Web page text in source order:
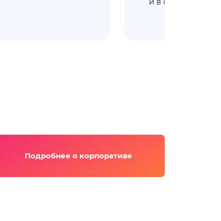
Подробнее о корпоративе